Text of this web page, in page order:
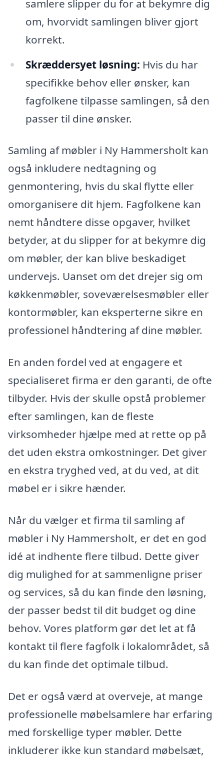
samlere slipper du for at bekymre dig
om, hvorvidt samlingen bliver gjort
korrekt.
Skræddersyet løsning: Hvis du har
specifikke behov eller ønsker, kan
fagfolkene tilpasse samlingen, så den
passer til dine ønsker.
Samling af møbler i Ny Hammersholt kan
også inkludere nedtagning og
genmontering, hvis du skal flytte eller
omorganisere dit hjem. Fagfolkene kan
nemt håndtere disse opgaver, hvilket
betyder, at du slipper for at bekymre dig
om møbler, der kan blive beskadiget
undervejs. Uanset om det drejer sig om
køkkenmøbler, soveværelsesmøbler eller
kontormøbler, kan eksperterne sikre en
professionel håndtering af dine møbler.
En anden fordel ved at engagere et
specialiseret firma er den garanti, de ofte
tilbyder. Hvis der skulle opstå problemer
efter samlingen, kan de fleste
virksomheder hjælpe med at rette op på
det uden ekstra omkostninger. Det giver
en ekstra tryghed ved, at du ved, at dit
møbel er i sikre hænder.
Når du vælger et firma til samling af
møbler i Ny Hammersholt, er det en god
idé at indhente flere tilbud. Dette giver
dig mulighed for at sammenligne priser
og services, så du kan finde den løsning,
der passer bedst til dit budget og dine
behov. Vores platform gør det let at få
kontakt til flere fagfolk i lokalområdet, så
du kan finde det optimale tilbud.
Det er også værd at overveje, at mange
professionelle møbelsamlere har erfaring
med forskellige typer møbler. Dette
inkluderer ikke kun standard møbelsæt,